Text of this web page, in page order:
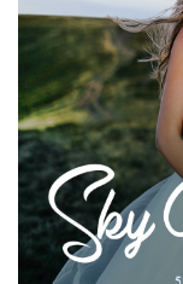
Free Photoshop
Small 800*533px
Sky Background